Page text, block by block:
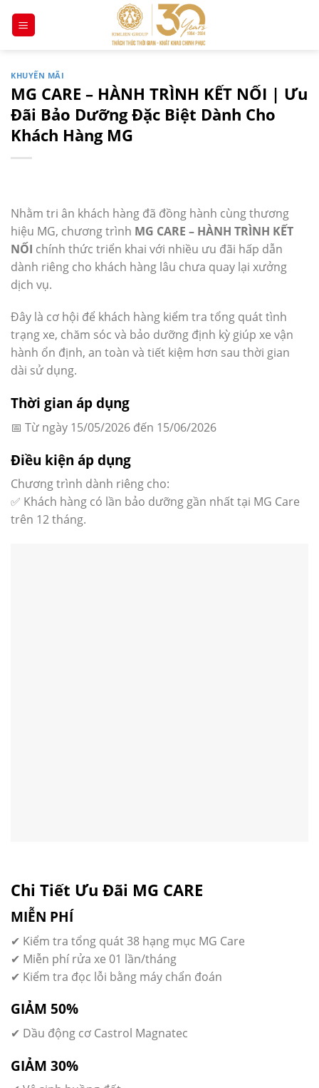
đến
KHUYẾN MÃI
MG CARE – HÀNH TRÌNH KẾT NỐI | Ưu
Đãi Bảo Dưỡng Đặc Biệt Dành Cho
Khách Hàng MG
Nhằm tri ân khách hàng đã đồng hành cùng thương
hiệu MG, chương trình MG CARE – HÀNH TRÌNH KẾT
NỐI chính thức triển khai với nhiều ưu đãi hấp dẫn
dành riêng cho khách hàng lâu chưa quay lại xưởng
dịch vụ.
Đây là cơ hội để khách hàng kiểm tra tổng quát tình
trạng xe, chăm sóc và bảo dưỡng định kỳ giúp xe vận
hành ổn định, an toàn và tiết kiệm hơn sau thời gian
dài sử dụng.
Thời gian áp dụng
📅 Từ ngày 15/05/2026 đến 15/06/2026
Điều kiện áp dụng
Chương trình dành riêng cho:
✅ Khách hàng có lần bảo dưỡng gần nhất tại MG Care
trên 12 tháng.
Chi Tiết Ưu Đãi MG CARE
MIỄN PHÍ
✔ Kiểm tra tổng quát 38 hạng mục MG Care
✔ Miễn phí rửa xe 01 lần/tháng
✔ Kiểm tra đọc lỗi bằng máy chẩn đoán
GIẢM 50%
✔ Dầu động cơ Castrol Magnatec
GIẢM 30%